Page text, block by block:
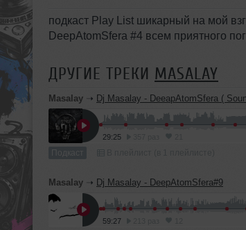
подкаст Play List шикарный на мой
DeepAtomSfera #4 всем приятного
ДРУГИЕ ТРЕКИ MASALAY
Masalay ➝ Dj Masalay - DeeapAtomSfera (
29:25
Подкаст
Masalay ➝ Dj Masalay - DeepAtomSfera#9
59:27